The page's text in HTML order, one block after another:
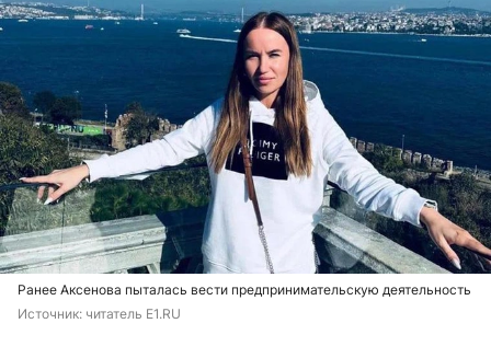
Ранее Аксенова пыталась вести предпринимательскую деятельность
Источник: читатель Е1.RU